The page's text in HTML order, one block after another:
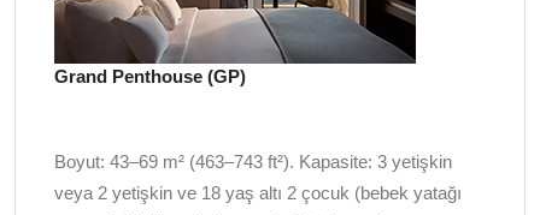
Grand Penthouse (GP)
Boyut: 43–69 m² (463–743 ft²). Kapasite: 3 yetişkin
veya 2 yetişkin ve 18 yaş altı 2 çocuk (bebek yatağı